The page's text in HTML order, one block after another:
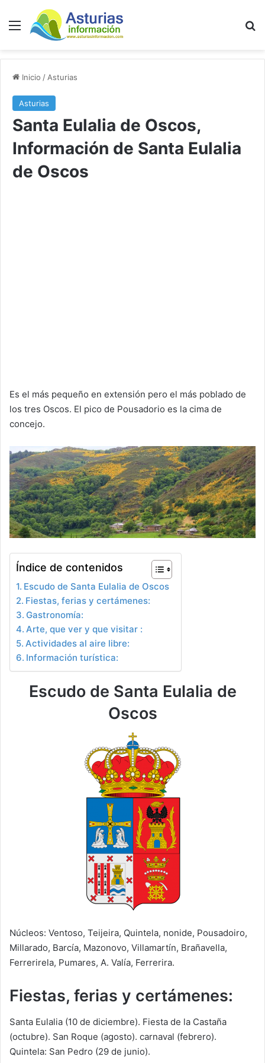
Menú
Inicio / Asturias
Asturias
Santa Eulalia de Oscos,
Información de Santa Eulalia
de Oscos
Es el más pequeño en extensión pero el más poblado de
los tres Oscos. El pico de Pousadorio es la cima de
concejo.
Índice de contenidos
Escudo de Santa Eulalia de Oscos
Fiestas, ferias y certámenes:
Gastronomía:
Arte, que ver y que visitar :
Actividades al aire libre:
Información turística:
Escudo de Santa Eulalia de
Oscos
Núcleos: Ventoso, Teijeira, Quintela, nonide, Pousadoiro,
Millarado, Barcía, Mazonovo, Villamartín, Brañavella,
Ferrerirela, Pumares, A. Valía, Ferrerira.
Fiestas, ferias y certámenes:
Santa Eulalia (10 de diciembre). Fiesta de la Castaña
(octubre). San Roque (agosto). carnaval (febrero).
Quintela: San Pedro (29 de junio).